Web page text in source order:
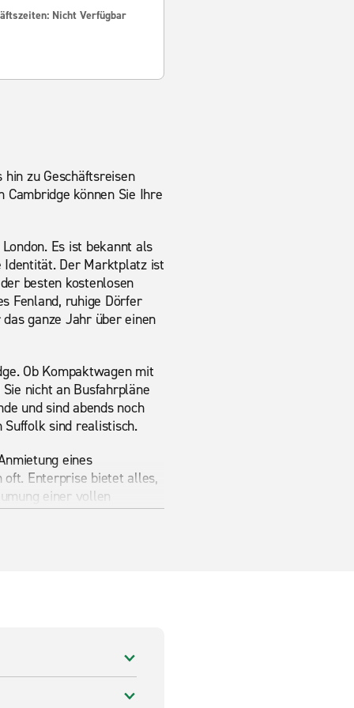
Nicht Verfügbar
zu Geschäftsreisen
können Sie Ihre
Es ist bekannt als
Identität. Der Marktplatz ist
besten kostenlosen
Fenland, ruhige Dörfer
ganze Jahr über einen
Ob Kompaktwagen mit
nicht an Busfahrpläne
und sind abends noch
sind realistisch.
eines
oft. Enterprise bietet alles,
einer vollen
alle zusammen, ohne
sich auf einem
und einem